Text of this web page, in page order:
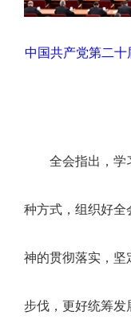
中国共产党第二十
全会指出，学
种方式，组织好全
神的贯彻落实，坚
步伐，更好统筹